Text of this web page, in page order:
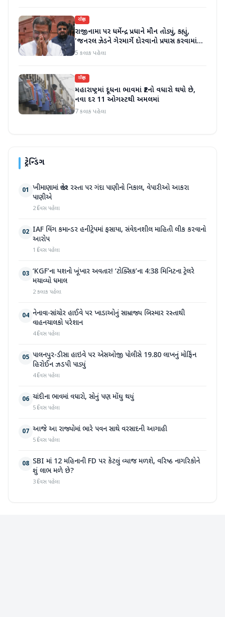
રાષ્ટ્રીય
રાજીનામા પર ધર્મેન્દ્ર પ્રધાને મૌન તોડ્યું, કહ્યું,
'જનરલ ઝેડને ગેરમાર્ગે દોરવાનો પ્રયાસ કરવામાં
આવ્યો, મારા માટે પદ મહત્વનું નથી'
5 કલાક પહેલા
રાષ્ટ્રીય
મહારાષ્ટ્રમાં દૂધના ભાવમાં ₹2નો વધારો થયો છે,
નવા દર 11 ઓગસ્ટથી અમલમાં
7 કલાક પહેલા
ટ્રેન્ડિંગ
01 ખીમાણામાં જાહેર રસ્તા પર ગંદા પાણીનો નિકાલ, વેપારીઓ આકરા
પાણીએ
2 દિવસ પહેલા
02 IAF વિંગ કમાન્ડર હનીટ્રેપમાં ફસાયા, સંવેદનશીલ માહિતી લીક કરવાનો
આરોપ
1 દિવસ પહેલા
03 ‘KGF’ના યશનો ખૂંખાર અવતાર! ‘ટોક્સિક’ના 4:38 મિનિટના ટ્રેલરે
મચાવ્યો ધમાલ
2 કલાક પહેલા
04 નેનાવા-સાંચોર હાઈવે પર ખાડાઓનું સામ્રાજ્ય બિસ્માર રસ્તાથી
વાહનચાલકો પરેશાન
4 દિવસ પહેલા
05 પાલનપુર-ડીસા હાઇવે પર એસઓજી પોલીસે 19.80 લાખનું મોર્ફિન
હિરોઈન ઝડપી પાડ્યું
4 દિવસ પહેલા
06 ચાંદીના ભાવમાં વધારો, સોનું પણ મોંઘુ થયું
5 દિવસ પહેલા
07 આજે આ રાજ્યોમાં ભારે પવન સાથે વરસાદની આગાહી
5 દિવસ પહેલા
08 SBI માં 12 મહિનાની FD પર કેટલું વ્યાજ મળશે, વરિષ્ઠ નાગરિકોને
શું લાભ મળે છે?
3 દિવસ પહેલા